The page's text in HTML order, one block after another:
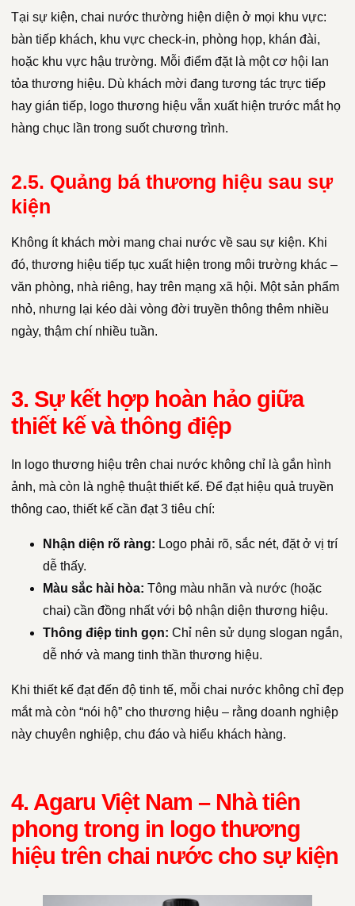
Tại sự kiện, chai nước thường hiện diện ở mọi khu vực:
bàn tiếp khách, khu vực check-in, phòng họp, khán đài,
hoặc khu vực hậu trường. Mỗi điểm đặt là một cơ hội lan
tỏa thương hiệu. Dù khách mời đang tương tác trực tiếp
hay gián tiếp, logo thương hiệu vẫn xuất hiện trước mắt họ
hàng chục lần trong suốt chương trình.
2.5. Quảng bá thương hiệu sau sự
kiện
Không ít khách mời mang chai nước về sau sự kiện. Khi
đó, thương hiệu tiếp tục xuất hiện trong môi trường khác –
văn phòng, nhà riêng, hay trên mạng xã hội. Một sản phẩm
nhỏ, nhưng lại kéo dài vòng đời truyền thông thêm nhiều
ngày, thậm chí nhiều tuần.
3. Sự kết hợp hoàn hảo giữa
thiết kế và thông điệp
In logo thương hiệu trên chai nước không chỉ là gắn hình
ảnh, mà còn là nghệ thuật thiết kế. Để đạt hiệu quả truyền
thông cao, thiết kế cần đạt 3 tiêu chí:
Nhận diện rõ ràng: Logo phải rõ, sắc nét, đặt ở vị trí
dễ thấy.
Màu sắc hài hòa: Tông màu nhãn và nước (hoặc
chai) cần đồng nhất với bộ nhận diện thương hiệu.
Thông điệp tinh gọn: Chỉ nên sử dụng slogan ngắn,
dễ nhớ và mang tinh thần thương hiệu.
Khi thiết kế đạt đến độ tinh tế, mỗi chai nước không chỉ đẹp
mắt mà còn “nói hộ” cho thương hiệu – rằng doanh nghiệp
này chuyên nghiệp, chu đáo và hiểu khách hàng.
4. Agaru Việt Nam – Nhà tiên
phong trong in logo thương
hiệu trên chai nước cho sự kiện